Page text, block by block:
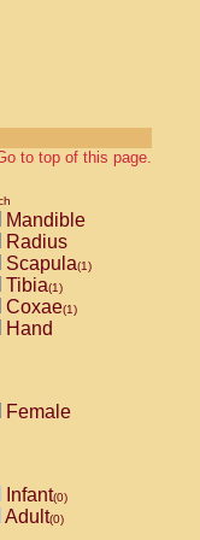
to top of this page.
Mandible
Radius
Scapula(1)
Tibia(1)
Coxae(1)
Hand
Female
Infant(0)
Adult(0)